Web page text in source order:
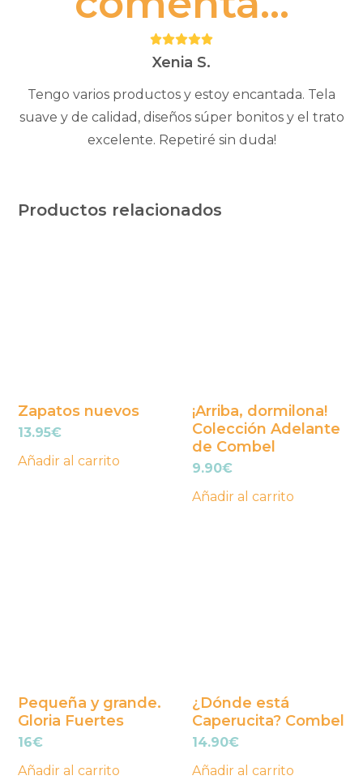
Puntuación:
5Xenia S.
Tengo varios productos y estoy encantada. Tela
suave y de calidad, diseños súper bonitos y el trato
excelente. Repetiré sin duda!
Productos relacionados
Zapatos nuevos
13.95€
Añadir al carrito
¡Arriba, dormilona!
Colección Adelante
de Combel
9.90€
Añadir al carrito
Pequeña y grande.
Gloria Fuertes
16€
Añadir al carrito
¿Dónde está
Caperucita? Combel
14.90€
Añadir al carrito